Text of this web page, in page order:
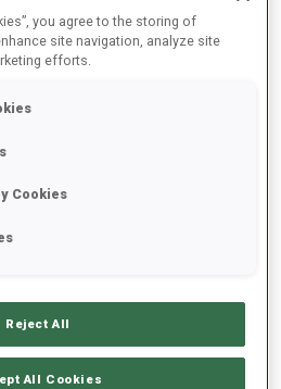
SKI
you agree to the storing of
site navigation, analyze site
efforts.
Cookies
Reject All
All Cookies